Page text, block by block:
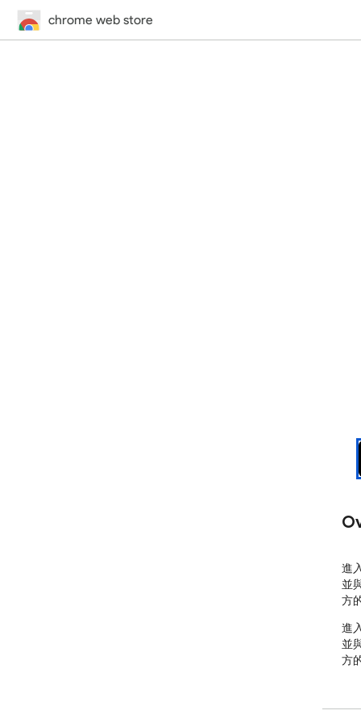
chrome web store
進
並
方
進
並
方